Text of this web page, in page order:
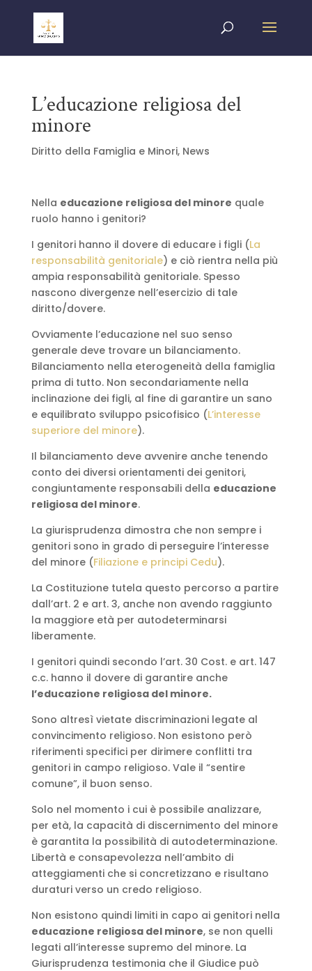
L’educazione religiosa del
minore
Diritto della Famiglia e Minori, News
Nella educazione religiosa del minore quale
ruolo hanno i genitori?
I genitori hanno il dovere di educare i figli (La
responsabilità genitoriale) e ciò rientra nella più
ampia responsabilità genitoriale. Spesso
nascono divergenze nell’esercizio di tale
diritto/dovere.
Ovviamente l’educazione nel suo senso
generale deve trovare un bilanciamento.
Bilanciamento nella eterogeneità della famiglia
prima di tutto. Non secondariamente nella
inclinazione dei figli, al fine di garantire un sano
e equilibrato sviluppo psicofisico (L’interesse
superiore del minore).
Il bilanciamento deve avvenire anche tenendo
conto dei diversi orientamenti dei genitori,
congiuntamente responsabili della educazione
religiosa del minore.
La giurisprudenza dimostra che non sempre i
genitori sono in grado di perseguire l’interesse
del minore (Filiazione e principi Cedu).
La Costituzione tutela questo percorso a partire
dall’art. 2 e art. 3, anche non avendo raggiunto
la maggiore età per autodeterminarsi
liberamente.
I genitori quindi secondo l’art. 30 Cost. e art. 147
c.c. hanno il dovere di garantire anche
l’educazione religiosa del minore.
Sono altresì vietate discriminazioni legate al
convincimento religioso. Non esistono però
riferimenti specifici per dirimere conflitti tra
genitori in campo religioso. Vale il “sentire
comune”, il buon senso.
Solo nel momento i cui è possibile analizzare,
per età, la capacità di discernimento del minore
è garantita la possibilità di autodeterminazione.
Libertà e consapevolezza nell’ambito di
atteggiamenti che si concretizzano e risultano
duraturi verso un credo religioso.
Non esistono quindi limiti in capo ai genitori nella
educazione religiosa del minore, se non quelli
legati all’interesse supremo del minore. La
Giurisprudenza testimonia che il Giudice può